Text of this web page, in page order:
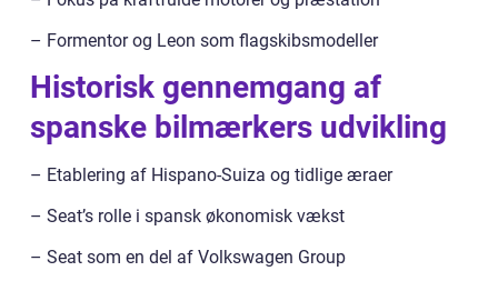
– Formentor og Leon som flagskibsmodeller
Historisk gennemgang af
spanske bilmærkers udvikling
– Etablering af Hispano-Suiza og tidlige æraer
– Seat’s rolle i spansk økonomisk vækst
– Seat som en del af Volkswagen Group